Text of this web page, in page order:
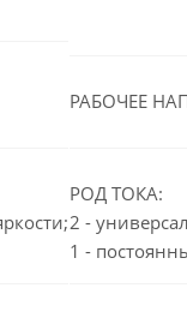
РАБОЧЕЕ
РОД ТОКА:
2 -
1 -